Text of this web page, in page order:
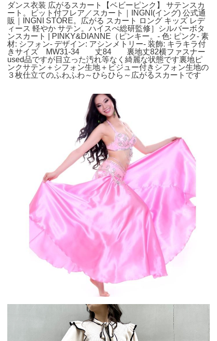
ダンス衣装 広がるスカート【ベビーピンク】 サテンスカ
ート。ビット付フレア／スカート｜INGNI(イング) 公式通
販｜INGNI STORE。広がる スカート ロング キッズ レデ
ィース 軽やか サテン。ハイスぺ総研監修］シルバーボタ
ンスカート | PINKY&DIANNE（ピンキー。- 色: ピンク- 素
材: シフォン- デザイン: アシンメトリー- 装飾: キラキラ付
きサイズ MW31-34 丈84 裏地丈82横ファスナー
used品ですが目立った汚れ等なく綺麗な状態です裏地ピ
ンクサテン＋シフォン生地＋ビジュー付きシフォン生地の
３枚仕立てのふわふわ～ひらひら～広がるスカートです